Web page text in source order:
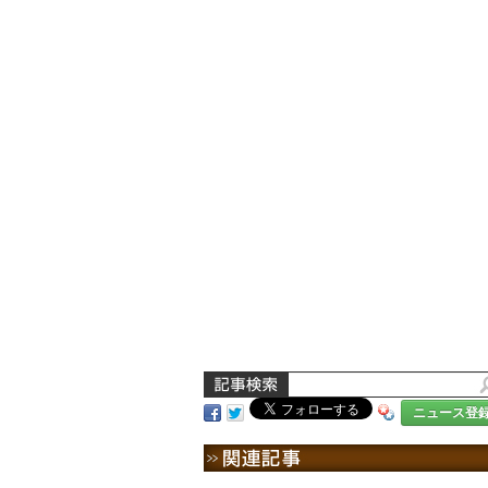
ニュース登